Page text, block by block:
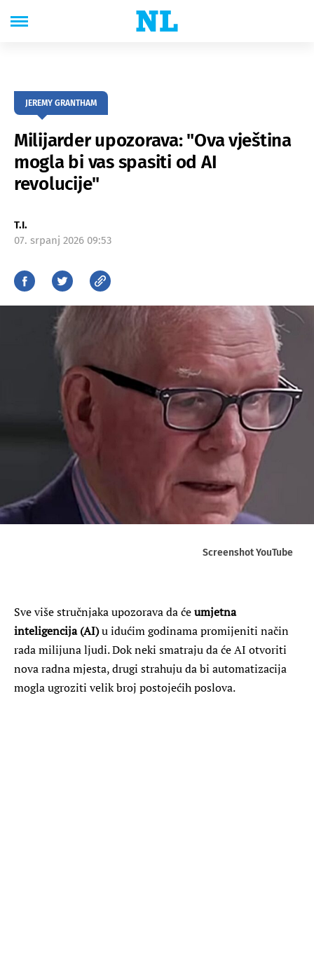
JEREMY GRANTHAM
Milijarder upozorava: "Ova vještina
mogla bi vas spasiti od AI
revolucije"
T.I.
07. srpanj 2026 09:53
Screenshot YouTube
Sve više stručnjaka upozorava da ćeumjetna
inteligencija (AI)u idućim godinama promijeniti način
rada milijuna ljudi. Dok neki smatraju da će AI otvoriti
nova radna mjesta, drugi strahuju da bi automatizacija
mogla ugroziti velik broj postojećih poslova.